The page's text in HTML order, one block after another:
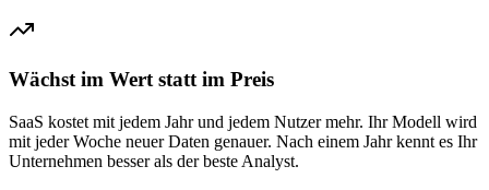
Wächst im Wert statt im Preis
SaaS kostet mit jedem Jahr und jedem Nutzer mehr. Ihr Modell wird
mit jeder Woche neuer Daten genauer. Nach einem Jahr kennt es Ihr
Unternehmen besser als der beste Analyst.